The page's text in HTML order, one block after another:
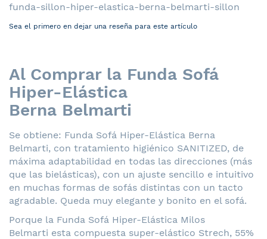
funda-sillon-hiper-elastica-berna-belmarti-sillon
Sea el primero en dejar una reseña para este artículo
Al Comprar la Funda Sofá
Hiper-Elástica
Berna Belmarti
Se obtiene: Funda Sofá Hiper-Elástica Berna
Belmarti, con tratamiento higiénico SANITIZED, de
máxima adaptabilidad en todas las direcciones (más
que las bielásticas), con un ajuste sencillo e intuitivo
en muchas formas de sofás distintas con un tacto
agradable. Queda muy elegante y bonito en el sofá.
Porque la Funda Sofá Hiper-Elástica Milos
Belmarti esta compuesta super-elástico Strech, 55%